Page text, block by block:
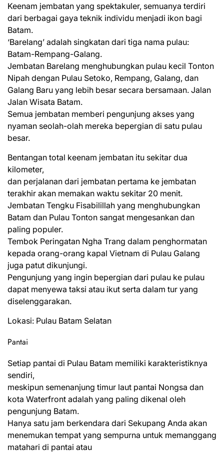
Keenam jembatan yang spektakuler, semuanya terdiri
dari berbagai gaya teknik individu menjadi ikon bagi
Batam.
‘Barelang’ adalah singkatan dari tiga nama pulau:
Batam-Rempang-Galang.
Jembatan Barelang menghubungkan pulau kecil Tonton
Nipah dengan Pulau Setoko, Rempang, Galang, dan
Galang Baru yang lebih besar secara bersamaan. Jalan
Jalan Wisata Batam.
Semua jembatan memberi pengunjung akses yang
nyaman seolah-olah mereka bepergian di satu pulau
besar.
Bentangan total keenam jembatan itu sekitar dua
kilometer,
dan perjalanan dari jembatan pertama ke jembatan
terakhir akan memakan waktu sekitar 20 menit.
Jembatan Tengku Fisabilillah yang menghubungkan
Batam dan Pulau Tonton sangat mengesankan dan
paling populer.
Tembok Peringatan Ngha Trang dalam penghormatan
kepada orang-orang kapal Vietnam di Pulau Galang
juga patut dikunjungi.
Pengunjung yang ingin bepergian dari pulau ke pulau
dapat menyewa taksi atau ikut serta dalam tur yang
diselenggarakan.
Lokasi: Pulau Batam Selatan
Pantai
Setiap pantai di Pulau Batam memiliki karakteristiknya
sendiri,
meskipun semenanjung timur laut pantai Nongsa dan
kota Waterfront adalah yang paling dikenal oleh
pengunjung Batam.
Hanya satu jam berkendara dari Sekupang Anda akan
menemukan tempat yang sempurna untuk memanggang
matahari di pantai atau